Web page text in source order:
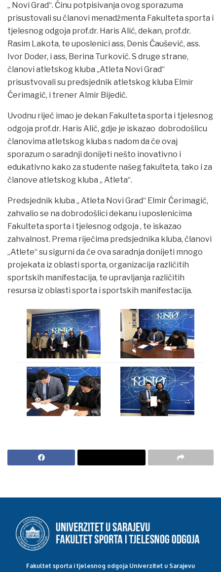
„ Novi Grad“. Činu potpisivanja ovog sporazuma
prisustovali su članovi menadžmenta Fakulteta sporta i
tjelesnog odgoja prof.dr. Haris Alić, dekan, prof.dr.
Rasim Lakota, te uposlenici ass, Denis Čaušević, ass.
Ivor Doder, i ass, Berina Turković. S druge strane,
članovi atletskog kluba „Atleta Novi Grad“
prisustvovali su predsjednik atletskog kluba Elmir
Ćerimagić, i trener Almir Bijedić.
Uvodnu riječ imao je dekan Fakulteta sporta i tjelesnog
odgoja prof.dr. Haris Alić, gdje je iskazao dobrodošlicu
članovima atletskog kluba s nadom da će ovaj
sporazum o saradnji donijeti nešto inovativno i
edukativno kako za studente našeg fakulteta, tako i za
članove atletskog kluba „ Atleta“.
Predsjednik kluba „ Atleta Novi Grad“ Elmir Ćerimagić,
zahvalio se na dobrodošlici dekanu i uposlenicima
Fakulteta sporta i tjelesnog odgoja , te iskazao
zahvalnost. Prema riječima predsjednika kluba, članovi
„Atlete“ su sigurni da će ova saradnja donijeti mnogo
projekata iz oblasti sporta, organizacija različitih
sportskih manifestacija, te upravljanja različitih
resursa iz oblasti sporta i sportskih manifestacija.
Fakultet sporta i tjelesnog odgoja Univerzitet u Sarajevu